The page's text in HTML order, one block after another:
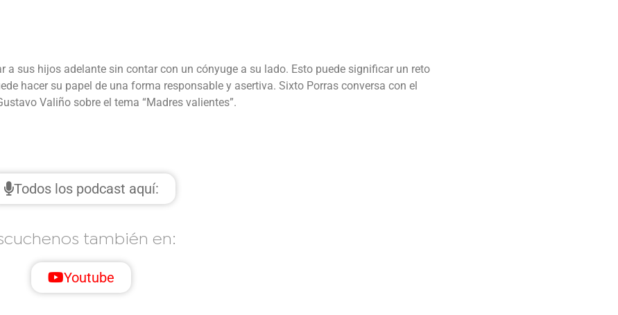
o
disminuir
sus hijos adelante sin contar con un cónyuge a su lado. Esto puede significar un reto
hacer su papel de una forma responsable y asertiva. Sixto Porras conversa con el
Valiño sobre el tema “Madres valientes”.
Todos los podcast aquí:
también en:
Youtube